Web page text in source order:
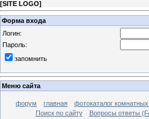
[SITE LOGO]
Форма входа
Логин:
Пароль:
запомнить
Меню сайта
форум главная фотокаталог
Поиск по сайту
Вопросы ответы